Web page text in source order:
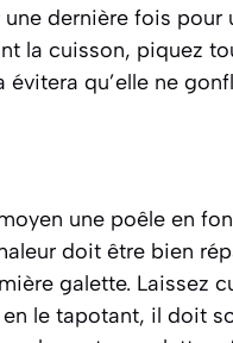
dernière fois pour
la cuisson, piquez
évitera qu’elle ne
une poêle en
doit être bien
galette. Laissez
le tapotant, il doit